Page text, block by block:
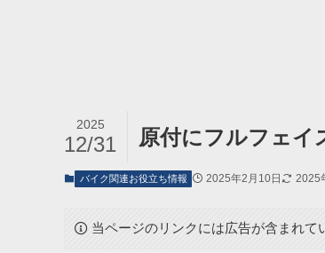
原付にフルフェイ
2025
12/31
バイク関連お役立ち情報 2025年2月10日 2025
当ページのリンクには広告が含まれて